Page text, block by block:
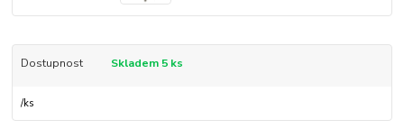
Dostupnost Skladem 5 ks
/ks